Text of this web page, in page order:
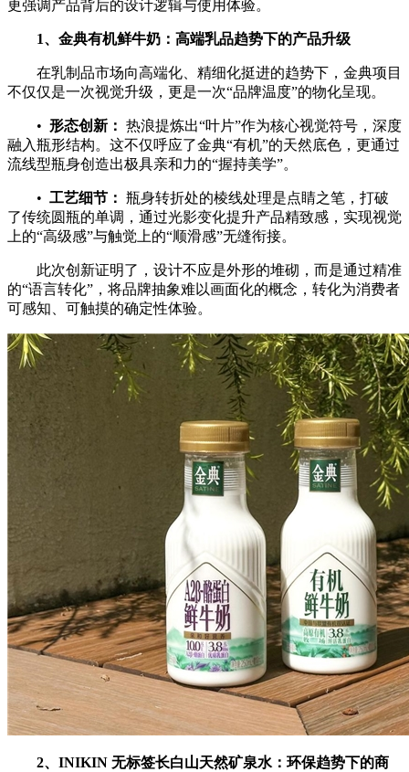
更强调产品背后的设计逻辑与使用体验。
1、金典有机鲜牛奶：高端乳品趋势下的产品升级
在乳制品市场向高端化、精细化挺进的趋势下，金典项目
不仅仅是一次视觉升级，更是一次“品牌温度”的物化呈现。
• 形态创新： 热浪提炼出“叶片”作为核心视觉符号，深度
融入瓶形结构。这不仅呼应了金典“有机”的天然底色，更通过
流线型瓶身创造出极具亲和力的“握持美学”。
• 工艺细节： 瓶身转折处的棱线处理是点睛之笔，打破
了传统圆瓶的单调，通过光影变化提升产品精致感，实现视觉
上的“高级感”与触觉上的“顺滑感”无缝衔接。
此次创新证明了，设计不应是外形的堆砌，而是通过精准
的“语言转化”，将品牌抽象难以画面化的概念，转化为消费者
可感知、可触摸的确定性体验。
2、 INIKIN 无标签长白山天然矿泉水：环保趋势下的商